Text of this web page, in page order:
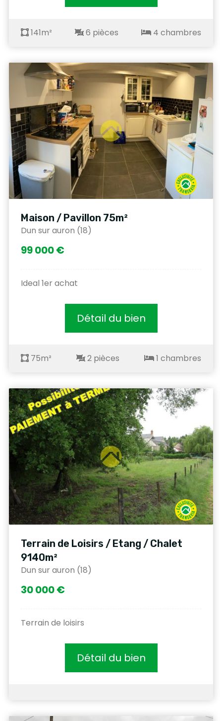
141m² 6 pièces 4 chambres
Maison / Pavillon 75m²
Dun sur auron (18)
99 000 €
Ideal 1er achat
Détail du bien
75m² 2 pièces 1 chambres
Terrain de Loisirs / Etang / Chalet
9140m²
Dun sur auron (18)
30 000 €
Terrain de loisirs
Détail du bien